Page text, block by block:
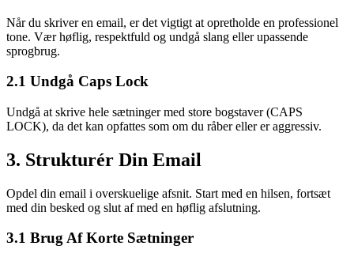
Når du skriver en email, er det vigtigt at opretholde en professionel
tone. Vær høflig, respektfuld og undgå slang eller upassende
sprogbrug.
2.1 Undgå Caps Lock
Undgå at skrive hele sætninger med store bogstaver (CAPS
LOCK), da det kan opfattes som om du råber eller er aggressiv.
3. Strukturér Din Email
Opdel din email i overskuelige afsnit. Start med en hilsen, fortsæt
med din besked og slut af med en høflig afslutning.
3.1 Brug Af Korte Sætninger